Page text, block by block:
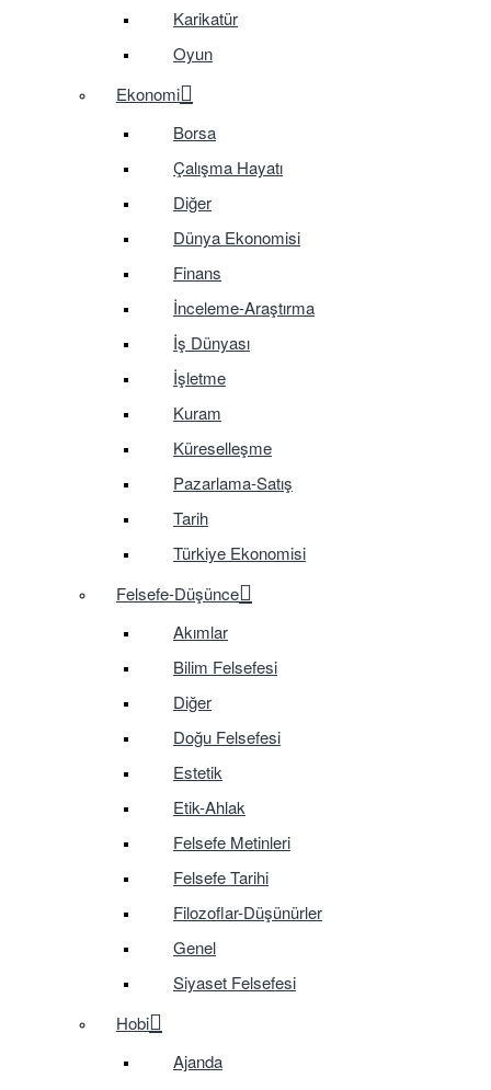
Karikatür
Oyun
Ekonomi
Borsa
Çalışma Hayatı
Diğer
Dünya Ekonomisi
Finans
İnceleme-Araştırma
İş Dünyası
İşletme
Kuram
Küreselleşme
Pazarlama-Satış
Tarih
Türkiye Ekonomisi
Felsefe-Düşünce
Akımlar
Bilim Felsefesi
Diğer
Doğu Felsefesi
Estetik
Etik-Ahlak
Felsefe Metinleri
Felsefe Tarihi
Filozoflar-Düşünürler
Genel
Siyaset Felsefesi
Hobi
Ajanda